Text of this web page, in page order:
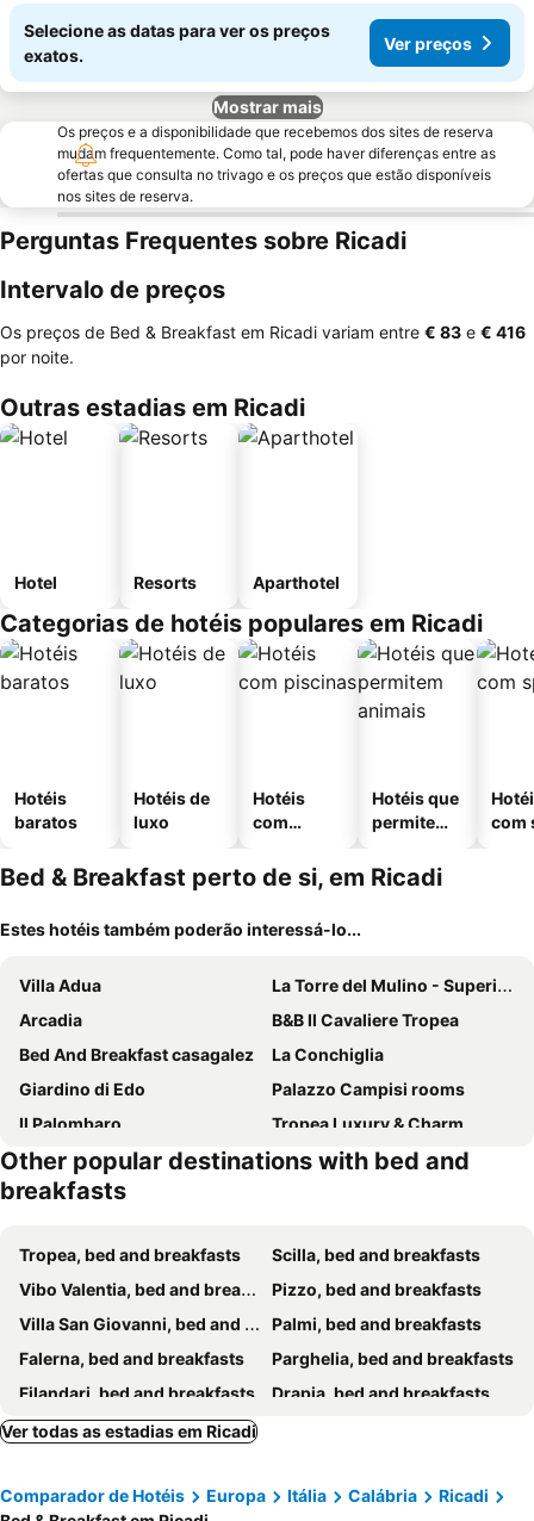
Selecione as datas para ver os preços
exatos.
Ver preços
Mostrar mais
Os preços e a disponibilidade que recebemos dos sites de reserva
mudam frequentemente. Como tal, pode haver diferenças entre as
ofertas que consulta no trivago e os preços que estão disponíveis
nos sites de reserva.
Perguntas Frequentes sobre Ricadi
Intervalo de preços
Os preços de Bed & Breakfast em Ricadi variam entre ‎€ 83 e ‎€ 416
por noite.
Outras estadias em Ricadi
Hotel Resorts Aparthotel
Categorias de hotéis populares em Ricadi
Hotéis
baratos
Hotéis de
luxo
Hotéis
com
Hotéis que
permitem
com
Bed & Breakfast perto de si, em Ricadi
Estes hotéis também poderão interessá-lo...
Villa Adua
La Torre del Mulino - Superior Rooms
Arcadia
B&B Il Cavaliere Tropea
Bed And Breakfast casagalez
La Conchiglia
Giardino di Edo
Palazzo Campisi rooms
Il Palombaro
Tropea Luxury & Charm
Residenza La Torre
B&B Sunlight Tropea
B&b La Conchiglia
B&B Solandra
Townhouse Tropea
Residenza Il Duomo
La Dolce Vita a Tropea
Donnaciccina Accomodation
Lullaby B&B
Nazzarì B&B Tropea
Locanda Adele
Sweet Home B&B
Bed and Breakfast Coral Blue
Other popular destinations with bed and
breakfasts
Tropea, bed and breakfasts
Scilla, bed and breakfasts
Vibo Valentia, bed and breakfasts
Pizzo, bed and breakfasts
Villa San Giovanni, bed and breakfasts
Palmi, bed and breakfasts
Falerna, bed and breakfasts
Parghelia, bed and breakfasts
Filandari, bed and breakfasts
Drapia, bed and breakfasts
Mileto, bed and breakfasts
Zambrone, bed and breakfasts
Polistena, bed and breakfasts
Ver todas as estadias em Ricadi
Comparador de Hotéis Europa Itália Calábria
Ricadi